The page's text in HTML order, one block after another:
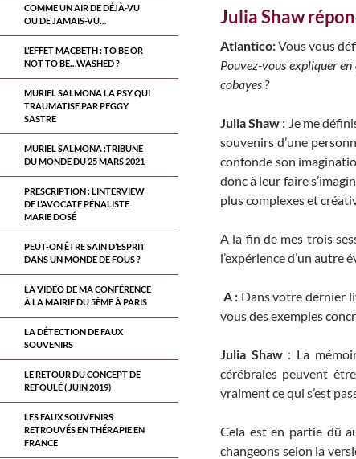
Julia Shaw
Atlantico:Vous vous
Pouvez-vous expliquer
cobayes ?
Julia Shaw : Je me
souvenirs d’une
confonde son
donc à leur faire
plus complexes et
A la fin de mes trois
l’expérience d’un autre
A : Dans votre dernier
vous des exemples
Julia Shaw: La
cérébrales peuvent
vraiment ce qui s’est
Cela est en partie dû
changeons selon la
COMME UN AIR DE DÉJÀ-VU
OU DE JAMAIS-VU…
L’EFFET MACBETH : TO BE OR
NOT TO BE…WASHED ?
MURIEL SALMONA LA PSY QUI
TRAUMATISE PAR PEGGY
SASTRE
MURIEL SALMONA :TRIBUNE
DU MONDE DU 25 MARS 2021
PRESCRIPTION : L’INTERVIEW
DE L’AVOCATE PÉNALISTE
MARIE DOSÉ
PEUT-ON ÊTRE SAIN D’ESPRIT
DANS UN MONDE DE FOUS ?
LA VIDÉO DE MA CONFÉRENCE
À LA MAIRIE DU 5ÈME À PARIS
LA DÉTECTION DE FAUX
SOUVENIRS
LE RETOUR DU CONCEPT DE
REFOULÉ ( JUIN 2019)
LES FAUX SOUVENIRS
RETROUVÉS EN THÉRAPIE EN
FRANCE